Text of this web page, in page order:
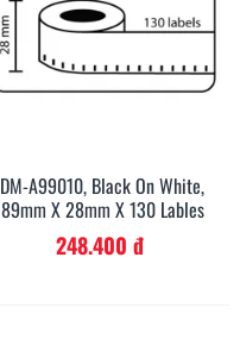
DM-A99010, Black On White,
89mm X 28mm X 130 Lables
248.400 đ